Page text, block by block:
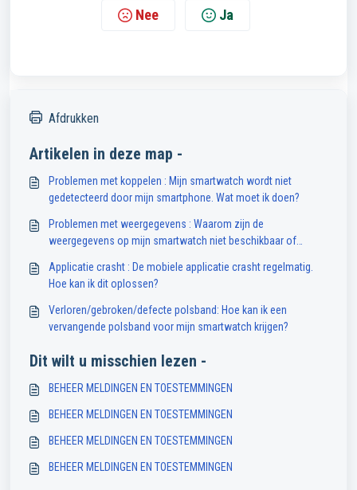
Nee Ja
Afdrukken
Artikelen in deze map -
Problemen met koppelen : Mijn smartwatch wordt niet
gedetecteerd door mijn smartphone. Wat moet ik doen?
Problemen met weergegevens : Waarom zijn de
weergegevens op mijn smartwatch niet beschikbaar of
Applicatie crasht : De mobiele applicatie crasht regelmatig.
Hoe kan ik dit oplossen?
Verloren/gebroken/defecte polsband: Hoe kan ik een
vervangende polsband voor mijn smartwatch krijgen?
Dit wilt u misschien lezen -
BEHEER MELDINGEN EN TOESTEMMINGEN
BEHEER MELDINGEN EN TOESTEMMINGEN
BEHEER MELDINGEN EN TOESTEMMINGEN
BEHEER MELDINGEN EN TOESTEMMINGEN